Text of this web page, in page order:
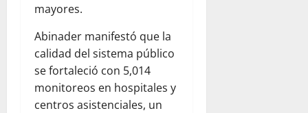
mayores.
Abinader manifestó que la
calidad del sistema público
se fortaleció con 5,014
monitoreos en hospitales y
centros asistenciales, un